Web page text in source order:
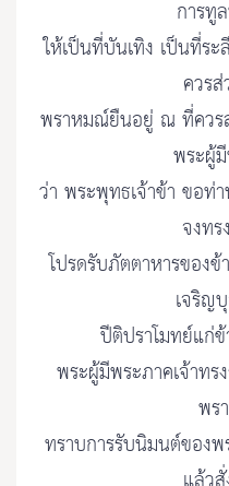
การทู
ให้เป็นที่บันเทิง เป็นที่ร
ควร
พราหมณ์ยืนอยู่ ณ ที่ควร
พระผู้
ว่า พระพุทธเจ้าข้า ขอท่
จงท
โปรดรับภัตตาหารของ
เจริญ
ปีติปราโมทย์แก่
พระผู้มีพระภาคเจ้าท
พร
ทราบการรับนิมนต์ของ